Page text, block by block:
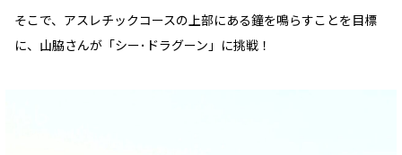
そこで、アスレチックコースの上部にある鐘を鳴らすことを目標
に、山脇さんが「シー･ドラグーン」に挑戦！